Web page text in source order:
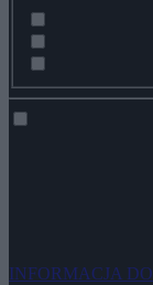
INFORMACJA